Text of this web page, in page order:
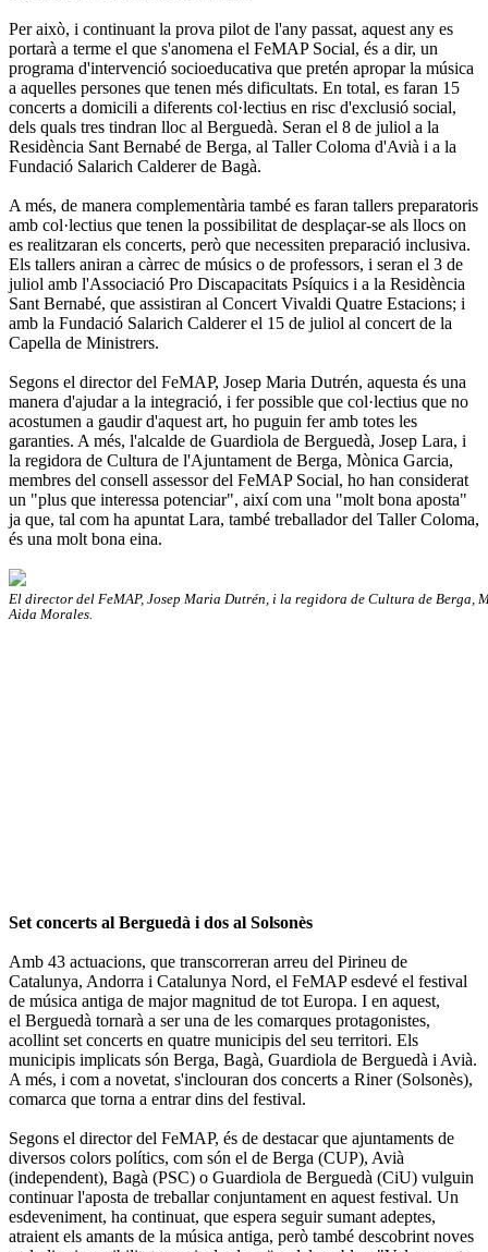
Per això, i continuant la prova pilot de l'any passat, aquest any es
portarà a terme el que s'anomena el FeMAP Social, és a dir, un
programa d'intervenció socioeducativa que pretén apropar la música
a aquelles persones que tenen més dificultats. En total, es faran 15
concerts a domicili a diferents col·lectius en risc d'exclusió social,
dels quals tres tindran lloc al Berguedà. Seran el 8 de juliol a la
Residència Sant Bernabé de Berga, al Taller Coloma d'Avià i a la
Fundació Salarich Calderer de Bagà.
A més, de manera complementària també es faran tallers preparatoris
amb col·lectius que tenen la possibilitat de desplaçar-se als llocs on
es realitzaran els concerts, però que necessiten preparació inclusiva.
Els tallers aniran a càrrec de músics o de professors, i seran el 3 de
juliol amb l'Associació Pro Discapacitats Psíquics i a la Residència
Sant Bernabé, que assistiran al Concert Vivaldi Quatre Estacions; i
amb la Fundació Salarich Calderer el 15 de juliol al concert de la
Capella de Ministrers.
Segons el director del FeMAP, Josep Maria Dutrén, aquesta és una
manera d'ajudar a la integració, i fer possible que col·lectius que no
acostumen a gaudir d'aquest art, ho puguin fer amb totes les
garanties. A més, l'alcalde de Guardiola de Berguedà, Josep Lara, i
la regidora de Cultura de l'Ajuntament de Berga, Mònica Garcia,
membres del consell assessor del FeMAP Social, ho han considerat
un "plus que interessa potenciar", així com una "molt bona aposta"
ja que, tal com ha apuntat Lara, també treballador del Taller Coloma,
és una molt bona eina.
El director del FeMAP, Josep Maria Dutrén, i la regidora de Cultura de Berga,
Aida Morales.
Set concerts al Berguedà i dos al Solsonès
Amb 43 actuacions, que transcorreran arreu del Pirineu de
Catalunya, Andorra i Catalunya Nord, el FeMAP esdevé el festival
de música antiga de major magnitud de tot Europa. I en aquest,
el Berguedà tornarà a ser una de les comarques protagonistes,
acollint set concerts en quatre municipis del seu territori. Els
municipis implicats són Berga, Bagà, Guardiola de Berguedà i Avià.
A més, i com a novetat, s'inclouran dos concerts a Riner (Solsonès),
comarca que torna a entrar dins del festival.
Segons el director del FeMAP, és de destacar que ajuntaments de
diversos colors polítics, com són el de Berga (CUP), Avià
(independent), Bagà (PSC) o Guardiola de Berguedà (CiU) vulguin
continuar l'aposta de treballar conjuntament en aquest festival. Un
esdeveniment, ha continuat, que espera seguir sumant adeptes,
atraient els amants de la música antiga, però també descobrint noves